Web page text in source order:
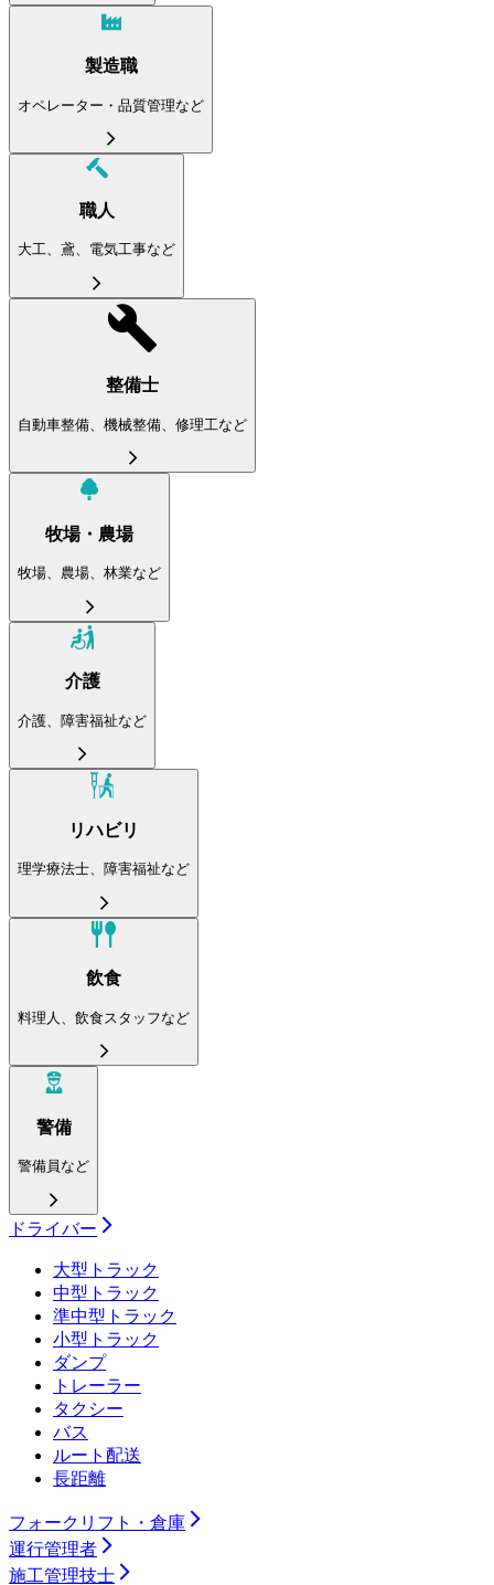
製造職
オペレーター・品質管理など
職人
大工、鳶、電気工事など
整備士
自動車整備、機械整備、修理工など
牧場・農場
牧場、農場、林業など
介護
介護、障害福祉など
リハビリ
理学療法士、障害福祉など
飲食
料理人、飲食スタッフなど
警備
警備員など
ドライバー
大型トラック
中型トラック
準中型トラック
小型トラック
ダンプ
トレーラー
タクシー
バス
ルート配送
長距離
フォークリフト・倉庫
運行管理者
施工管理技士